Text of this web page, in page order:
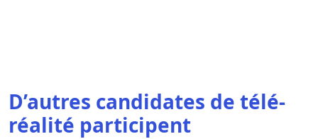
D’autres candidates de télé-
réalité participent